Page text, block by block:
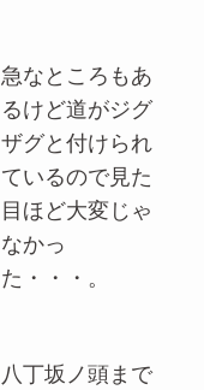
急なところもあ
るけど道がジグ
ザグと付けられ
ているので見た
目ほど大変じゃ
なかっ
た・・・。
八丁坂ノ頭まで